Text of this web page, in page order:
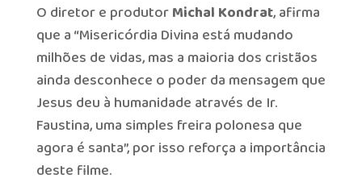
O diretor e produtorMichal Kondrat, afirma
que a “Misericórdia Divina está mudando
milhões de vidas, mas a maioria dos cristãos
ainda desconhece o poder da mensagem que
Jesus deu à humanidade através de Ir.
Faustina, uma simples freira polonesa que
agora é santa”, por isso reforça a importância
deste filme.